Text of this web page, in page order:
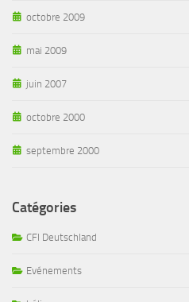
octobre 2009
mai 2009
juin 2007
octobre 2000
septembre 2000
Catégories
CFI Deutschland
Evénements